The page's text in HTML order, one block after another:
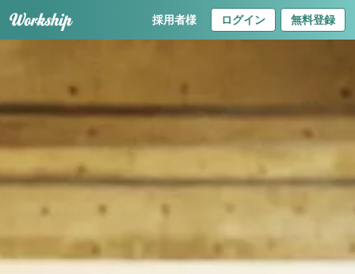
採用者様 ログイン 無料登録